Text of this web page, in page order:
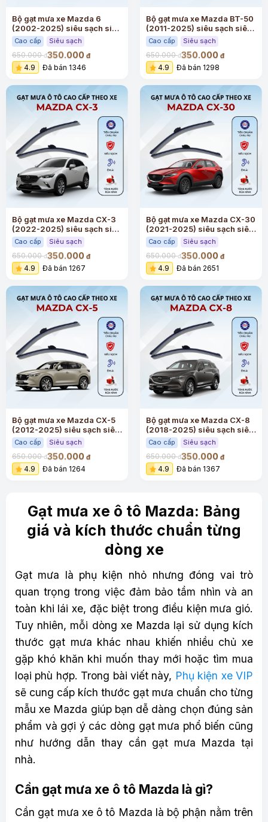
Bộ gạt mưa xe Mazda 6
(2002-2025) siêu sạch siêu
êm
Cao cấp Siêu sạch
650.000đ350.000 đ
4.9 Đã bán 1346
Bộ gạt mưa xe Mazda BT-50
(2011-2025) siêu sạch siêu
êm
Cao cấp Siêu sạch
650.000đ350.000 đ
4.9 Đã bán 1298
Bộ gạt mưa xe Mazda CX-3
(2022-2025) siêu sạch siêu
êm
Cao cấp Siêu sạch
650.000đ350.000 đ
4.9 Đã bán 1267
Bộ gạt mưa xe Mazda CX-30
(2021-2025) siêu sạch siêu
êm
Cao cấp Siêu sạch
650.000đ350.000 đ
4.9 Đã bán 2651
Bộ gạt mưa xe Mazda CX-5
(2012-2025) siêu sạch siêu
êm
Cao cấp Siêu sạch
650.000đ350.000 đ
4.9 Đã bán 1264
Bộ gạt mưa xe Mazda CX-8
(2018-2025) siêu sạch siêu
êm
Cao cấp Siêu sạch
650.000đ350.000 đ
4.9 Đã bán 1367
Gạt mưa xe ô tô Mazda: Bảng
giá và kích thước chuẩn từng
dòng xe
Gạt mưa là phụ kiện nhỏ nhưng đóng vai trò
quan trọng trong việc đảm bảo tầm nhìn và an
toàn khi lái xe, đặc biệt trong điều kiện mưa gió.
Tuy nhiên, mỗi dòng xe Mazda lại sử dụng kích
thước gạt mưa khác nhau khiến nhiều chủ xe
gặp khó khăn khi muốn thay mới hoặc tìm mua
loại phù hợp. Trong bài viết này, Phụ kiện xe VIP
sẽ cung cấp kích thước gạt mưa chuẩn cho từng
mẫu xe Mazda giúp bạn dễ dàng chọn đúng sản
phẩm và gợi ý các dòng gạt mưa phổ biến cũng
như hướng dẫn thay cần gạt mưa Mazda tại
nhà.
Cần gạt mưa xe ô tô Mazda là gì?
Cần gạt mưa xe ô tô Mazda là bộ phận nằm trên